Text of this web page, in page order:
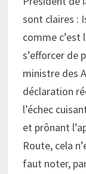
sont claires :
comme
s’efforcer de
ministre des
déclaration
l’échec
et prônant
Route, cela
faut noter,